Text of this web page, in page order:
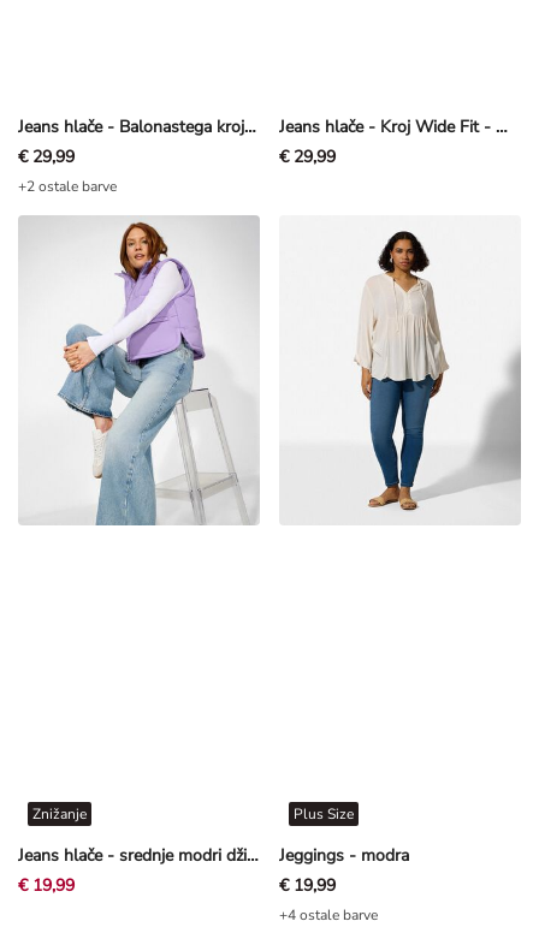
Jeans hlače - Balonastega kroja - svetlo modra
€ 29,99
+2 ostale barve
Jeans hlače - Kroj Wide Fit - modra
€ 29,99
Jeans hlače - srednje modri džins - modra
Znižanje
€ 19,99
Jeggings - modra
Plus Size
€ 19,99
+4 ostale barve